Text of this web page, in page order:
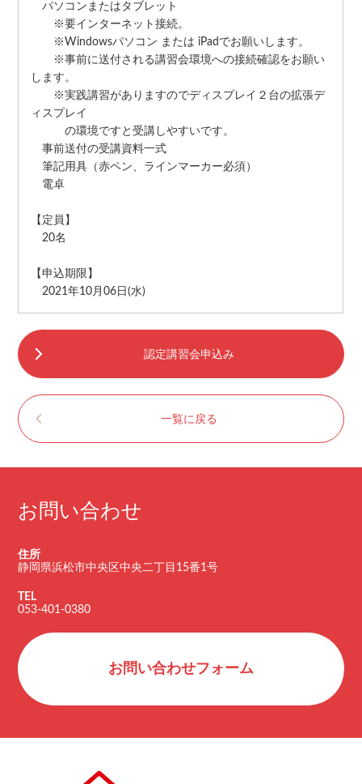
パソコンまたはタブレット
※要インターネット接続。
※Windowsパソコン または iPadでお願いします。
※事前に送付される講習会環境への接続確認をお願い
します。
※実践講習がありますのでディスプレイ２台の拡張デ
ィスプレイ
の環境ですと受講しやすいです。
事前送付の受講資料一式
筆記用具（赤ペン、ラインマーカー必須）
電卓
【定員】
20名
【申込期限】
2021年10月06日(水)
認定講習会申込み
一覧に戻る
お問い合わせ
住所
静岡県浜松市中央区中央二丁目15番1号
TEL
053-401-0380
お問い合わせフォーム